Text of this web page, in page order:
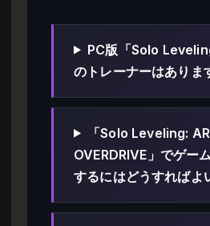
PC版「Solo
のトレーナーはありま
「Solo Leveling:
OVERDRIVE」でゲー
するにはどうすればよ